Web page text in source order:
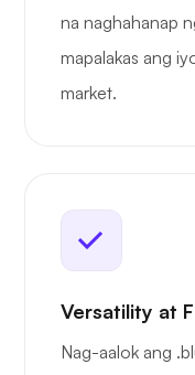
na naghahanap
mapalakas ang
market.
Versatility at
Nag-aalok ang